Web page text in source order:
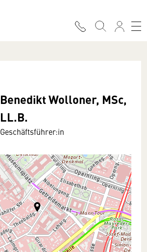
Benedikt Wolloner, MSc,
LL.B.
Geschäftsführer:in